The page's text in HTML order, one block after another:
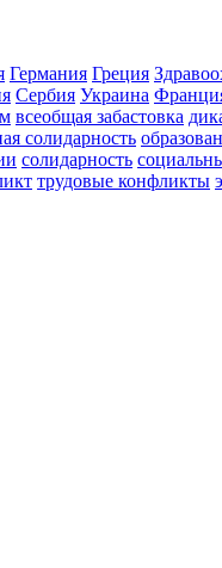
Германия Греция
Сербия Украина
всеобщая забастовка
солидарность
солидарность
трудовые конфликты